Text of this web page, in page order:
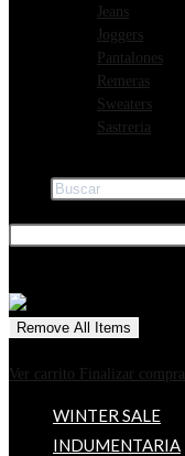
Jeans
Joggers
Pantalones
Remeras
Sweaters
Sastreria
Remove All Items
Ver carrito
Finalizar compra
WINTER SALE
INDUMENTARIA